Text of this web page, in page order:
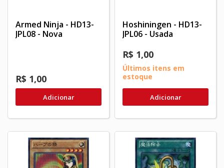
Armed Ninja - HD13-
JPL08 - Nova
R$ 1,00
Adicionar
Hoshiningen - HD13-
JPL06 - Usada
R$ 1,00
Últimos itens em
estoque
Adicionar